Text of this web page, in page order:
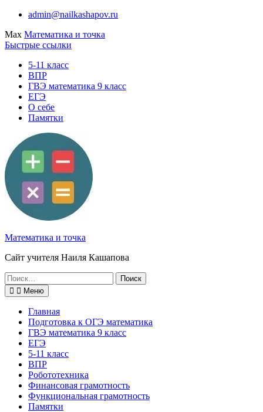
Перейти
содержимому
admin@nailkashapov.ru
Max Математика и точка
Быстрые ссылки
5-11 класс
ВПР
ГВЭ математика 9 класс
ЕГЭ
О себе
Памятки
Математика и точка
Сайт учителя Наиля Кашапова
Поиск
по:
Меню
Главная
Подготовка к ОГЭ математика
ГВЭ математика 9 класс
ЕГЭ
5-11 класс
ВПР
Робототехника
Финансовая грамотность
Функциональная грамотность
Памятки